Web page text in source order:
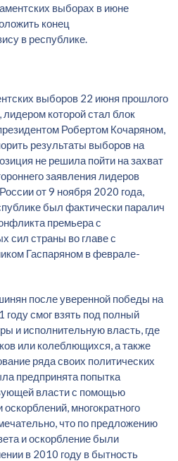
выборах в июне
конец
в республике.
выборов 22 июня прошлого
лидером которой стал блок
Робертом Кочаряном,
результаты выборов на
не решила пойти на захват
заявления лидеров
от 9 ноября 2020 года,
был фактически паралич
премьера с
сил страны во главе с
Гаспаряном в феврале-
после уверенной победы на
смог взять под полный
и исполнительную власть, где
или колеблющихся, а также
ряда своих политических
предпринята попытка
власти с помощью
многократного
что по предложению
и оскорбление были
в 2010 году в бытность